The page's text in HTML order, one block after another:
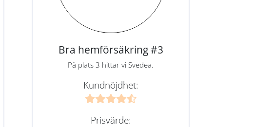
Bra hemförsäkring #3
På plats 3 hittar vi Svedea.
Kundnöjdhet:
Prisvärde: